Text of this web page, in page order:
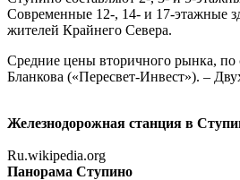
Современные 12-, 14- и 17-этажные
жителей Крайнего Севера.
Средние цены вторичного рынка, по
Бланкова («Пересвет-Инвест»). –
Железнодорожная станция в
Ru.wikipedia.org
Панорама Ступино